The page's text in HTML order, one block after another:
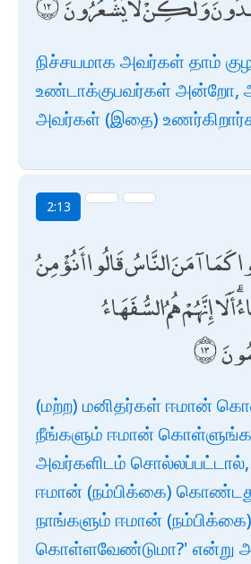
நிச்சயமாக அவர்கள் தாம்
உண்டாக்குபவர்கள்
அவர்கள் (இதை)
2:13
كَمَا آمَنَ النَّاسُ قَالُوا أَنُؤْمِنُ
إِنَّهُمْ هُمُ السُّفَهَاءُ
(மற்ற) மனிதர்கள் ஈமான்
நீங்களும் ஈமான்
அவர்களிடம்
ஈமான் (நம்பிக்கை)
நாங்களும் ஈமான் (நம்பிக்கை)
கொள்ளவேண்டுமா?' என்று